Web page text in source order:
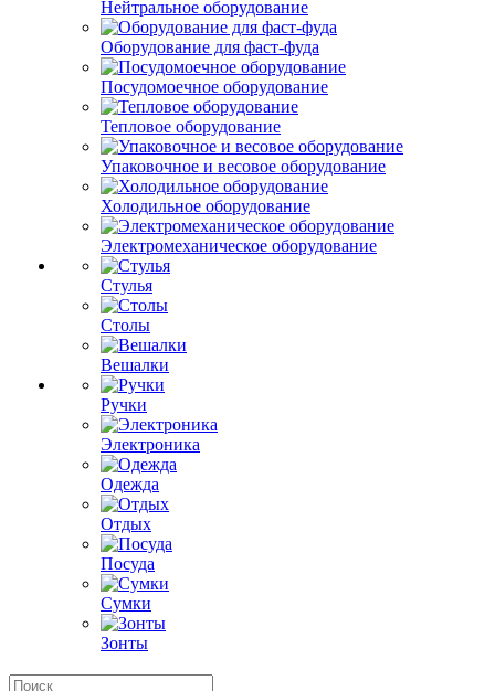
Нейтральное оборудование
Оборудование для фаст-фуда
Посудомоечное оборудование
Тепловое оборудование
Упаковочное и весовое оборудование
Холодильное оборудование
Электромеханическое оборудование
Стулья
Столы
Вешалки
Ручки
Электроника
Одежда
Отдых
Посуда
Сумки
Зонты